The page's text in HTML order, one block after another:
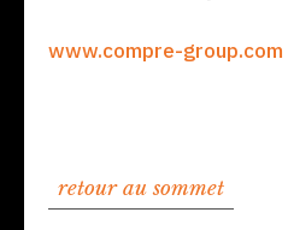
www.compre-group.com
retour au sommet